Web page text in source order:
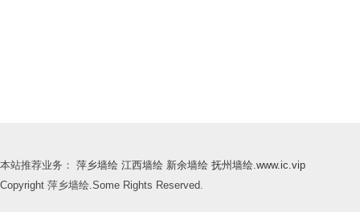
本站推荐业务： 萍乡墙绘 江西墙绘 新余墙绘 抚州墙绘.www.ic.vip
Copyright 萍乡墙绘.Some Rights Reserved.